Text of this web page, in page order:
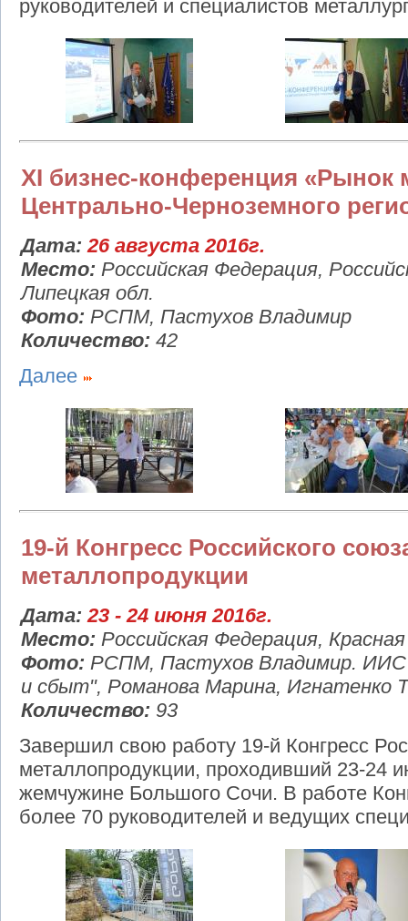
руководителей и специалистов
XI бизнес-конференция «Рынок
Центрально-Черноземного
Дата: 26 августа 2016г.
Место: Российская Федерация,
Липецкая обл.
Фото: РСПМ, Пастухов Владимир
Количество: 42
Далее
19-й Конгресс Российского
металлопродукции
Дата: 23 - 24 июня 2016г.
Место: Российская Федерация,
Фото: РСПМ, Пастухов Владимир.
и сбыт", Романова Марина, Игнатенко
Количество: 93
Завершил свою работу 19-й Конгресс
металлопродукции, проходивший 23-24
жемчужине Большого Сочи. В работе
более 70 руководителей и ведущих